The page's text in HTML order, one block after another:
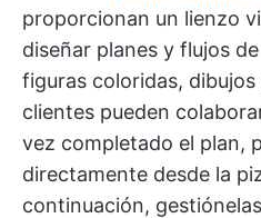
proporcionan un lienzo
diseñar planes y flujos
figuras coloridas,
clientes pueden
vez completado el plan,
directamente desde la
continuación,